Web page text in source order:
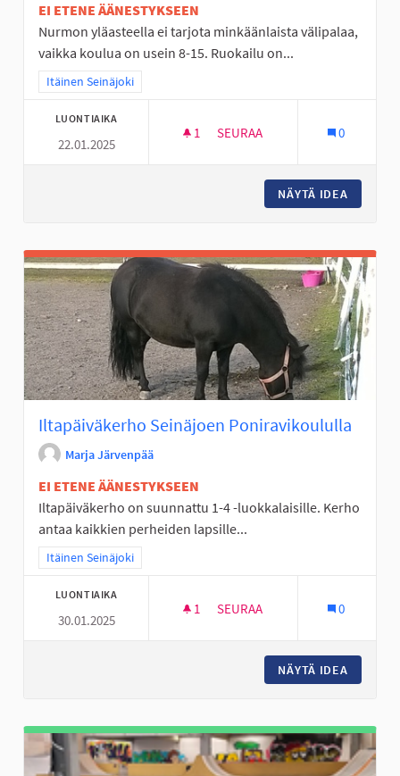
EI ETENE ÄÄNESTYKSEEN
Nurmon yläasteella ei tarjota minkäänlaista välipalaa,
vaikka koulua on usein 8-15. Ruokailu on...
Rajaa tulokset teeman mukaan: Itäinen Seinäjoki
Itäinen Seinäjoki
LUONTIAIKA
22.01.2025
1 1 SEURAAJA
SEURAA 0
NÄYTÄ IDEA
Iltapäiväkerho Seinäjoen Poniravikoululla
Marja Järvenpää
EI ETENE ÄÄNESTYKSEEN
Iltapäiväkerho on suunnattu 1-4 -luokkalaisille. Kerho
antaa kaikkien perheiden lapsille...
Rajaa tulokset teeman mukaan: Itäinen Seinäjoki
Itäinen Seinäjoki
LUONTIAIKA
30.01.2025
1 1 SEURAAJA
SEURAA 0
NÄYTÄ IDEA